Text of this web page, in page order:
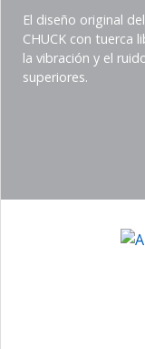
title
Teaser
description
(Imperial)
El diseño original
CHUCK con tuerca
la vibración y el
superiores.